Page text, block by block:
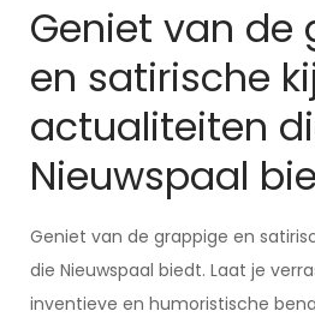
Geniet van de
en satirische
actualiteiten
Nieuwspaal
Geniet van de grappige en
die Nieuwspaal biedt. Laat je
inventieve en humoristische